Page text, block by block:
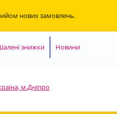
нових замовлень.
знижки Новини
м.Дніпро